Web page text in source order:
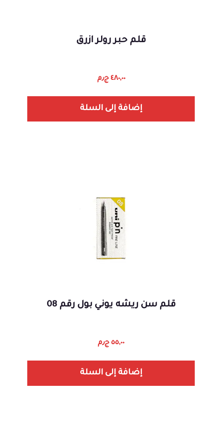
قلم حبر رولر ازرق
٤٨٠,٠٠ ج٫م
إضافة إلى السلة
قلم سن ريشه يوني بول رقم 08
٥٥,٠٠ ج٫م
إضافة إلى السلة